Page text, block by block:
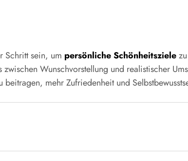
Schritt sein, um persönliche Schönheitsziele
Wunschvorstellung und realistischer
mehr Zufriedenheit und